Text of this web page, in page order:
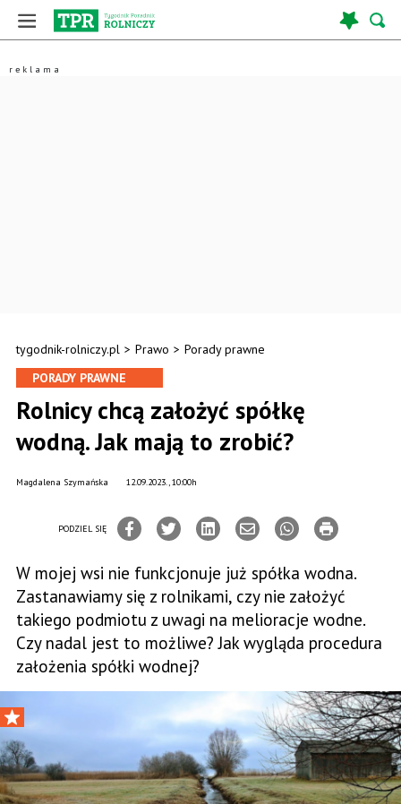
tygodnik-rolniczy.pl > Prawo > Porady prawne
PORADY PRAWNE
Rolnicy chcą założyć spółkę
wodną. Jak mają to zrobić?
12.09.2023., 10:00h
Magdalena Szymańska
PODZIEL SIĘ
W mojej wsi nie funkcjonuje już spółka wodna.
Zastanawiamy się z rolnikami, czy nie założyć
takiego podmiotu z uwagi na melioracje wodne.
Czy nadal jest to możliwe? Jak wygląda procedura
założenia spółki wodnej?